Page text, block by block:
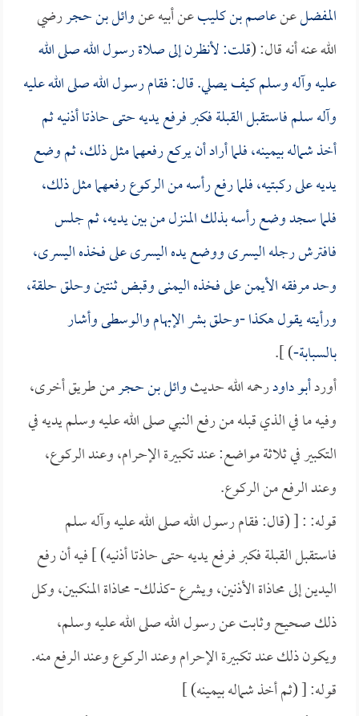
المفضلعنعاصم بن كليبعن أبيه عنوائل بن حجررضي
الله عنه أنه قال: (قلت: لأنظرن إلى صلاة رسول الله صلى الله
عليه وآله وسلم كيف يصلي. قال: فقام رسول الله صلى الله عليه
وآله سلم فاستقبل القبلة فكبر فرفع يديه حتى حاذتا أذنيه ثم
أخذ شماله بيمينه، فلما أراد أن يركع رفعهما مثل ذلك، ثم وضع
يديه على ركبتيه، فلما رفع رأسه من الركوع رفعهما مثل ذلك،
فلما سجد وضع رأسه بذلك المنزل من بين يديه، ثم جلس
فافترش رجله اليسرى ووضع يده اليسرى على فخذه اليسرى،
وحد مرفقه الأيمن على فخذه اليمنى وقبض ثنتين وحلق حلقة،
ورأيته يقول هكذا -وحلق بشر الإبهام والوسطى وأشار
بالسبابة-) ].
أوردأبو داودرحمه الله حديثوائل بن حجرمن طريق أخرى،
وفيه ما في الذي قبله من رفع النبي صلى الله عليه وسلم يديه في
التكبير في ثلاثة مواضع: عند تكبيرة الإحرام، وعند الركوع،
وعند الرفع من الركوع.
قوله: : [ (قال: فقام رسول الله صلى الله عليه وآله سلم
فاستقبل القبلة فكبر فرفع يديه حتى حاذتا أذنيه) ] فيه أن رفع
اليدين إلى محاذاة الأذنين، ويشرع -كذلك- محاذاة المنكبين، وكل
ذلك صحيح وثابت عن رسول الله صلى الله عليه وسلم،
ويكون ذلك عند تكبيرة الإحرام وعند الركوع وعند الرفع منه.
قوله: [ (ثم أخذ شماله بيمينه) ]